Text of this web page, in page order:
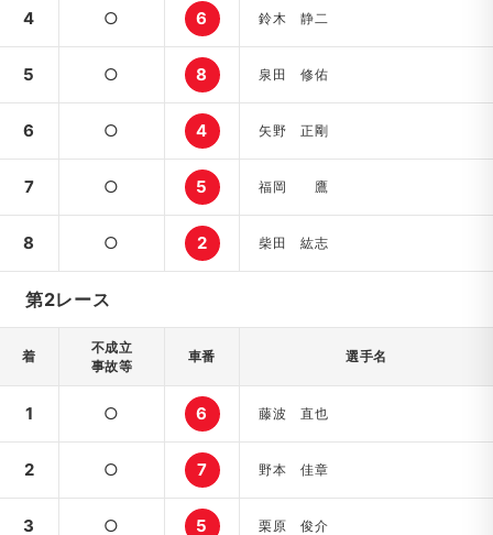
4 ○ 6 鈴木 静二
5 ○ 8 泉田 修佑
6 ○ 4 矢野 正剛
7 ○ 5 福岡 鷹
8 ○ 2 柴田 紘志
第2レース
着
不成立
事故等
車番 選手名
1 ○ 6 藤波 直也
2 ○ 7 野本 佳章
3 ○ 5 栗原 俊介